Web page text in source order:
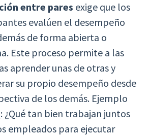
entre pares exige que los
evalúen el desempeño
de forma abierta o
Este proceso permite a las
aprender unas de otras y
su propio desempeño desde
de los demás. Ejemplo
¿Qué tan bien trabajan juntos
empleados para ejecutar